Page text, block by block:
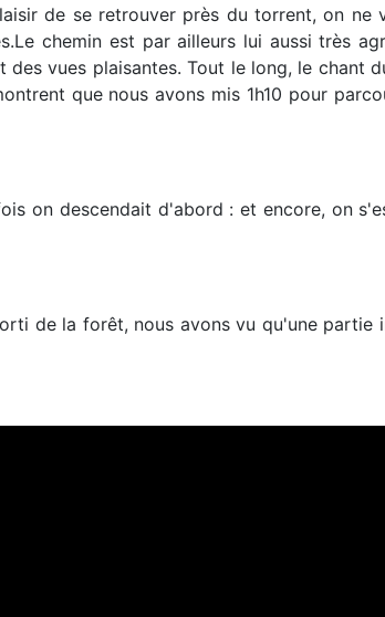
de se retrouver près du torrent, on ne
chemin est par ailleurs lui aussi très
vues plaisantes. Tout le long, le chant
que nous avons mis 1h10 pour
on descendait d'abord : et encore, on
de la forêt, nous avons vu qu'une